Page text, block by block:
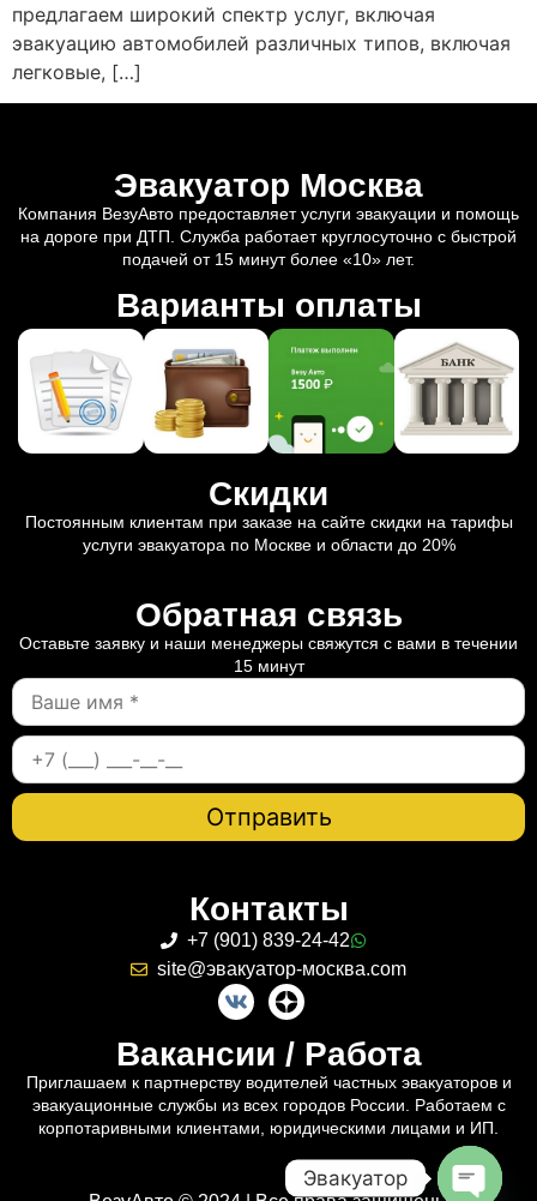
предлагаем широкий спектр услуг, включая
эвакуацию автомобилей различных типов, включая
легковые, […]
Эвакуатор Москва
Компания ВезуАвто предоставляет услуги эвакуации и помощь
на дороге при ДТП. Служба работает круглосуточно с быстрой
подачей от 15 минут более «10» лет.
Варианты оплаты
Скидки
Постоянным клиентам при заказе на сайте скидки на тарифы
услуги эвакуатора по Москве и области до 20%
Обратная связь
Оставьте заявку и наши менеджеры свяжутся с вами в течении
15 минут
Контакты
+7 (901) 839-24-42
site@эвакуатор-москва.com
Вакансии / Работа
Приглашаем к партнерству водителей частных эвакуаторов и
эвакуационные службы из всех городов России. Работаем с
корпотаривными клиентами, юридическими лицами и ИП.
Эвакуатор